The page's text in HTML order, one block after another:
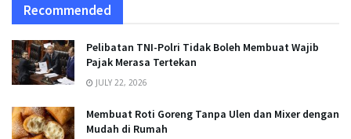
Recommended
Pelibatan TNI-Polri Tidak Boleh Membuat Wajib
Pajak Merasa Tertekan
JULY 22, 2026
Membuat Roti Goreng Tanpa Ulen dan Mixer dengan
Mudah di Rumah